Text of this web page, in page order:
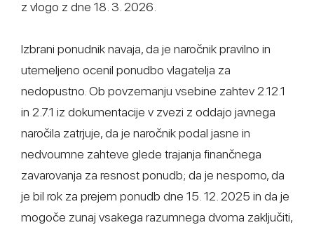
z vlogo z dne 18. 3. 2026.
Izbrani ponudnik navaja, da je naročnik pravilno in
utemeljeno ocenil ponudbo vlagatelja za
nedopustno. Ob povzemanju vsebine zahtev 2.12.1
in 2.7.1 iz dokumentacije v zvezi z oddajo javnega
naročila zatrjuje, da je naročnik podal jasne in
nedvoumne zahteve glede trajanja finančnega
zavarovanja za resnost ponudb; da je nesporno, da
je bil rok za prejem ponudb dne 15. 12. 2025 in da je
mogoče zunaj vsakega razumnega dvoma zaključiti,